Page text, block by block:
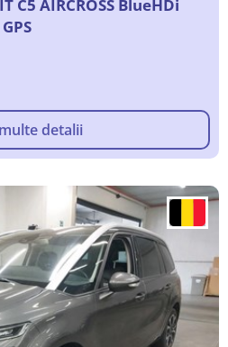
C5 AIRCROSS BlueHDi
detalii